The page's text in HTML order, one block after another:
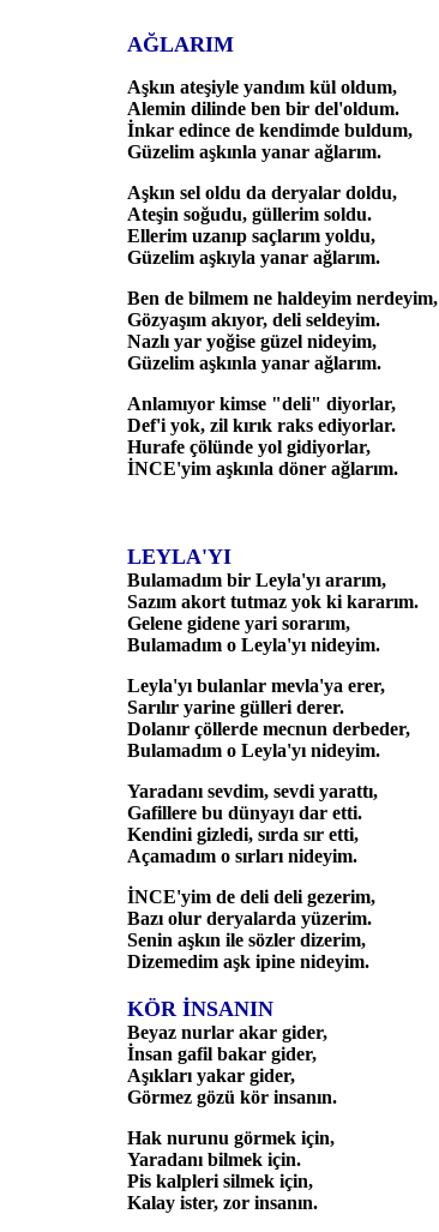
AĞLARIM
Aşkın ateşiyle yandım kül oldum,
Alemin dilinde ben bir del'oldum.
İnkar edince de kendimde buldum,
Güzelim aşkınla yanar ağlarım.
Aşkın sel oldu da deryalar doldu,
Ateşin soğudu, güllerim soldu.
Ellerim uzanıp saçlarım yoldu,
Güzelim aşkıyla yanar ağlarım.
Ben de bilmem ne haldeyim nerdeyim,
Gözyaşım akıyor, deli seldeyim.
Nazlı yar yoğise güzel nideyim,
Güzelim aşkınla yanar ağlarım.
Anlamıyor kimse "deli" diyorlar,
Def'i yok, zil kırık raks ediyorlar.
Hurafe çölünde yol gidiyorlar,
İNCE'yim aşkınla döner ağlarım.
LEYLA'YI
Bulamadım bir Leyla'yı ararım,
Sazım akort tutmaz yok ki kararım.
Gelene gidene yari sorarım,
Bulamadım o Leyla'yı nideyim.
Leyla'yı bulanlar mevla'ya erer,
Sarılır yarine gülleri derer.
Dolanır çöllerde mecnun derbeder,
Bulamadım o Leyla'yı nideyim.
Yaradanı sevdim, sevdi yarattı,
Gafillere bu dünyayı dar etti.
Kendini gizledi, sırda sır etti,
Açamadım o sırları nideyim.
İNCE'yim de deli deli gezerim,
Bazı olur deryalarda yüzerim.
Senin aşkın ile sözler dizerim,
Dizemedim aşk ipine nideyim.
KÖR İNSANIN
Beyaz nurlar akar gider,
İnsan gafil bakar gider,
Aşıkları yakar gider,
Görmez gözü kör insanın.
Hak nurunu görmek için,
Yaradanı bilmek için.
Pis kalpleri silmek için,
Kalay ister, zor insanın.